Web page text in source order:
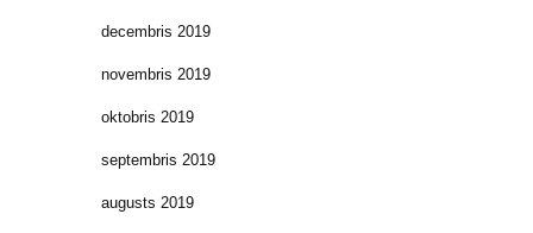
decembris 2019
novembris 2019
oktobris 2019
septembris 2019
augusts 2019